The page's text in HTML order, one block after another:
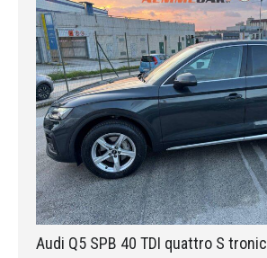
Audi Q5 SPB 40 TDI quattro S tronic